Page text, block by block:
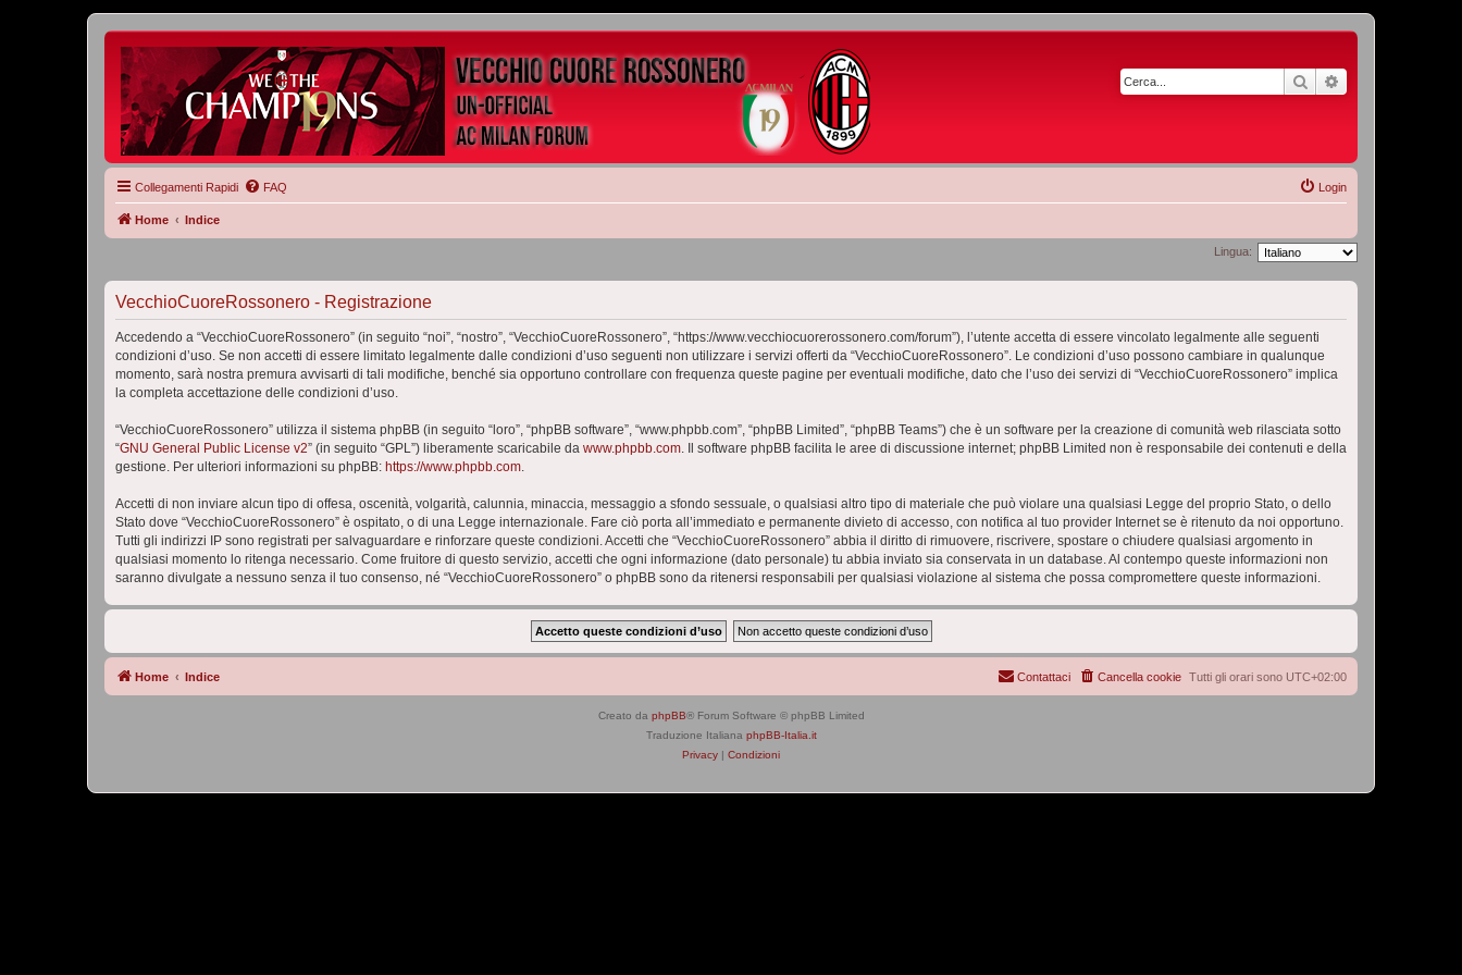
Cerca
Collegamenti Rapidi FAQ Login
Home Indice
Lingua:
VecchioCuoreRossonero - Registrazione
Accedendo a “VecchioCuoreRossonero” (in seguito “noi”, “nostro”, “VecchioCuoreRossonero”, “https://www.vecchiocuorerossonero.com/forum”), l’utente accetta di essere vincolato legalmente alle seguenti
condizioni d’uso. Se non accetti di essere limitato legalmente dalle condizioni d’uso seguenti non utilizzare i servizi offerti da “VecchioCuoreRossonero”. Le condizioni d’uso possono cambiare in qualunque
momento, sarà nostra premura avvisarti di tali modifiche, benché sia opportuno controllare con frequenza queste pagine per eventuali modifiche, dato che l’uso dei servizi di “VecchioCuoreRossonero” implica
la completa accettazione delle condizioni d’uso.
“VecchioCuoreRossonero” utilizza il sistema phpBB (in seguito “loro”, “phpBB software”, “www.phpbb.com”, “phpBB Limited”, “phpBB Teams”) che è un software per la creazione di comunità web rilasciata sotto
“GNU General Public License v2” (in seguito “GPL”) liberamente scaricabile da www.phpbb.com . Il software phpBB facilita le aree di discussione internet; phpBB Limited non è responsabile dei contenuti e della
gestione. Per ulteriori informazioni su phpBB: https://www.phpbb.com
Accetti di non inviare alcun tipo di offesa, oscenità, volgarità, calunnia, minaccia, messaggio a sfondo sessuale, o qualsiasi altro tipo di materiale che può violare una qualsiasi Legge del proprio Stato, o dello
Stato dove “VecchioCuoreRossonero” è ospitato, o di una Legge internazionale. Fare ciò porta all’immediato e permanente divieto di accesso, con notifica al tuo provider Internet se è ritenuto da noi opportuno.
Tutti gli indirizzi IP sono registrati per salvaguardare e rinforzare queste condizioni. Accetti che “VecchioCuoreRossonero” abbia il diritto di rimuovere, riscrivere, spostare o chiudere qualsiasi argomento in
qualsiasi momento lo ritenga necessario. Come fruitore di questo servizio, accetti che ogni informazione (dato personale) tu abbia inviato sia conservata in un database. Al contempo queste informazioni non
saranno divulgate a nessuno senza il tuo consenso, né “VecchioCuoreRossonero” o phpBB sono da ritenersi responsabili per qualsiasi violazione al sistema che possa compromettere queste informazioni.
Home Indice Tutti gli orari sono UTC+02:00
Cancella cookie
Contattaci
Creato da phpBB® Forum Software © phpBB Limited
Traduzione Italiana phpBB-Italia.it
Privacy | Condizioni